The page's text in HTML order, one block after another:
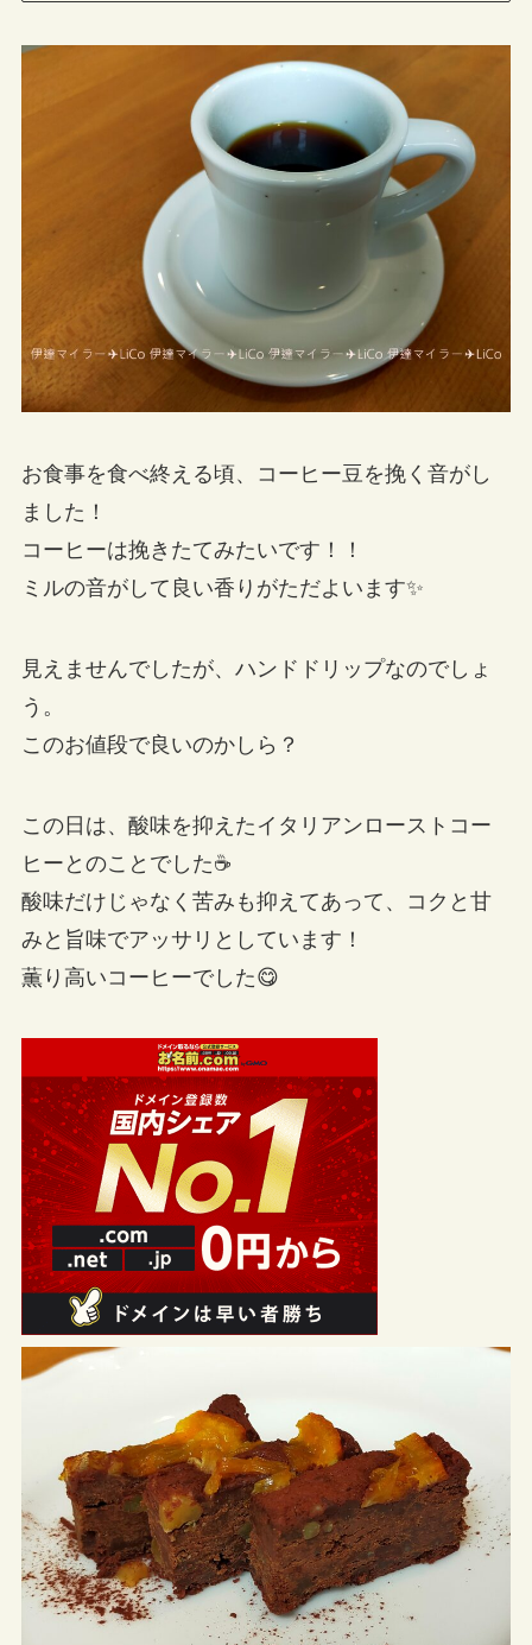
お食事を食べ終える頃、コーヒー豆を挽く音がし
ました！
コーヒーは挽きたてみたいです！！
ミルの音がして良い香りがただよいます✨
見えませんでしたが、ハンドドリップなのでしょ
う。
このお値段で良いのかしら？
この日は、酸味を抑えたイタリアンローストコー
ヒーとのことでした☕
酸味だけじゃなく苦みも抑えてあって、コクと甘
みと旨味でアッサリとしています！
薫り高いコーヒーでした😋